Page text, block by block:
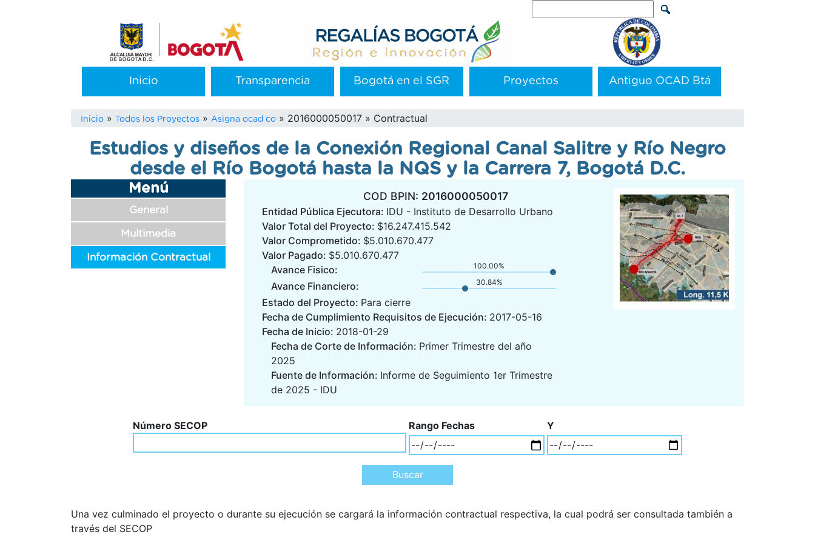
navigation
Inicio Transparencia Bogotá en el SGR Proyectos Antiguo OCAD Btá
Sobrescribir
enlaces
de
ayuda
a
la
navegación
Inicio Todos los Proyectos Asigna ocad co 2016000050017 Contractual
Estudios y diseños de la Conexión Regional Canal Salitre y Río Negro
desde el Río Bogotá hasta la NQS y la Carrera 7, Bogotá D.C.
Menú
General
Multimedia
Información Contractual
COD BPIN: 2016000050017
Entidad Pública Ejecutora: IDU - Instituto de Desarrollo Urbano
Valor Total del Proyecto: $16.247.415.542
Valor Comprometido: $5.010.670.477
Valor Pagado: $5.010.670.477
Avance Fisico:
100.00%
Avance Financiero: 30.84%
Estado del Proyecto: Para cierre
Fecha de Cumplimiento Requisitos de Ejecución: 2017-05-16
Fecha de Inicio: 2018-01-29
Fecha de Corte de Información: Primer Trimestre del año
2025
Fuente de Información: Informe de Seguimiento 1er Trimestre
de 2025 - IDU
Número SECOP Rango Fechas Y
Una vez culminado el proyecto o durante su ejecución se cargará la información contractual respectiva, la cual podrá ser consultada también a
través del SECOP